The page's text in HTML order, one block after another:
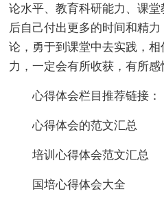
论水平、教育科研能力、课
后自己付出更多的时间和精
论，勇于到课堂中去实践，
力，一定会有所收获，有所感
心得体会栏目推荐链接：
心得体会的范文汇总
培训心得体会范文汇总
国培心得体会大全